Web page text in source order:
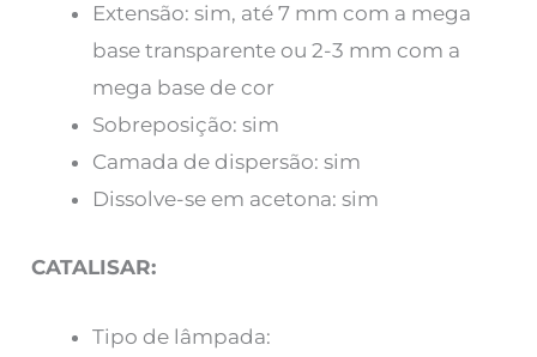
Extensão: sim, até 7 mm com a mega
base transparente ou 2-3 mm com a
mega base de cor
Sobreposição: sim
Camada de dispersão: sim
Dissolve-se em acetona: sim
CATALISAR:
Tipo de lâmpada: